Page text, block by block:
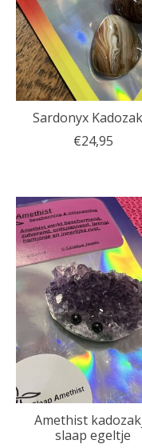
Sardonyx
€24,95
Amethist
slaap egeltje